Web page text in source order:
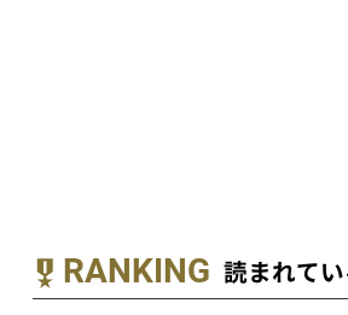
RANKING 読まれて